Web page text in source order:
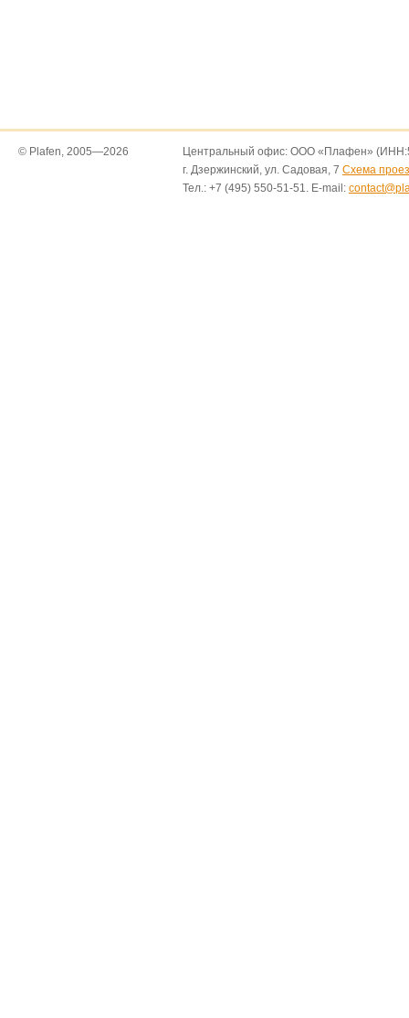
© Plafen, 2005—2026
Центральный офис: ООО «Плафен»
г. Дзержинский, ул. Садовая, 7 Схема
Тел.: +7 (495) 550-51-51. E-mail: